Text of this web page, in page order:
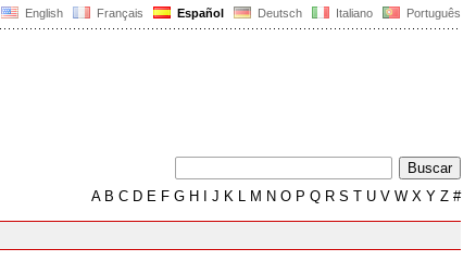
English Français Español Deutsch Italiano Português
AB C D E F G H J K L M N O P Q R S T U V W X Y Z #